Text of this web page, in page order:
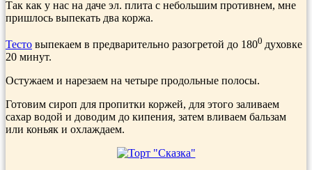
Так как у нас на даче эл. плита с небольшим противнем, мне
пришлось выпекать два коржа.
Тесто выпекаем в предварительно разогретой до 1800 духовке
20 минут.
Остужаем и нарезаем на четыре продольные полосы.
Готовим сироп для пропитки коржей, для этого заливаем
сахар водой и доводим до кипения, затем вливаем бальзам
или коньяк и охлаждаем.